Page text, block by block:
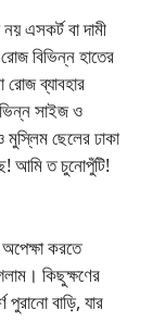
এসকর্ট বা দামী
বিভিন্ন হাতের
রোজ ব্যাবহার
সাইজ ও
ছেলের ঢাকা
আমি ত চুনোপুঁটি!
অপেক্ষা করতে
কিছুক্ষণের
বাড়ি, যার